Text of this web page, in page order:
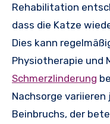
Rehabilitation
dass die Katze
Dies kann
Physiotherapie und
Schmerzlinderung
Nachsorge
Beinbruchs, der